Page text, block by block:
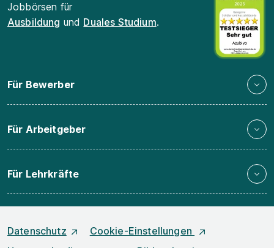
Jobbörsen für
Ausbildung und Duales Studium.
Für Bewerber
Für Arbeitgeber
Für Lehrkräfte
Datenschutz
Cookie-Einstellungen